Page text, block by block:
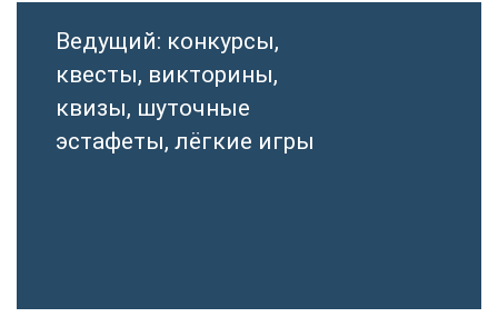
Ведущий: конкурсы,
квесты, викторины,
квизы, шуточные
эстафеты, лёгкие игры